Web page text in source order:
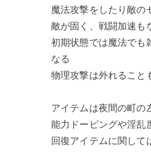
魔法攻撃をしたり敵の
敵が固く、戦闘加速も
初期状態では魔法でも
なる
物理攻撃は外れること
アイテムは夜間の町の
能力ドーピングや淫乱
回復アイテムに関して